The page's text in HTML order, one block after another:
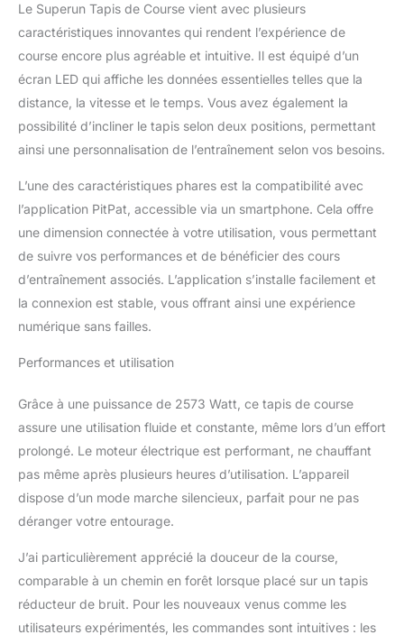
professionnelle de formation d'IA :
connectez facilement le tapis de course de
bureau à l'application afin que vous puissiez
voir vos données d'entraînement à tout
moment. Les entraînements professionnels
et les entraîneurs d'IA vous permettent
d'atteindre facilement vos objectifs. Les
programmes d'entraînement basés sur l'IA
communauté mondiale vous aide à relever
des défis motivants de groupe.
Le Superun Tapis de Course vient avec plusieurs
caractéristiques innovantes qui rendent l’expérience de
course encore plus agréable et intuitive. Il est équipé d’un
écran LED qui affiche les données essentielles telles que la
distance, la vitesse et le temps. Vous avez également la
possibilité d’incliner le tapis selon deux positions, permettant
ainsi une personnalisation de l’entraînement selon vos besoins.
L’une des caractéristiques phares est la compatibilité avec
l’application PitPat, accessible via un smartphone. Cela offre
une dimension connectée à votre utilisation, vous permettant
de suivre vos performances et de bénéficier des cours
d’entraînement associés. L’application s’installe facilement et
la connexion est stable, vous offrant ainsi une expérience
numérique sans failles.
Performances et utilisation
Grâce à une puissance de 2573 Watt, ce tapis de course
assure une utilisation fluide et constante, même lors d’un effort
prolongé. Le moteur électrique est performant, ne chauffant
pas même après plusieurs heures d’utilisation. L’appareil
dispose d’un mode marche silencieux, parfait pour ne pas
déranger votre entourage.
J’ai particulièrement apprécié la douceur de la course,
comparable à un chemin en forêt lorsque placé sur un tapis
réducteur de bruit. Pour les nouveaux venus comme les
utilisateurs expérimentés, les commandes sont intuitives : les